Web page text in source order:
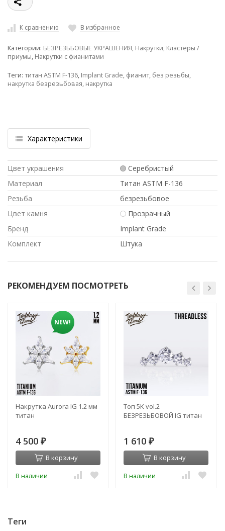
К сравнению В избранное
Категории: БЕЗРЕЗЬБОВЫЕ УКРАШЕНИЯ, Накрутки, Кластеры /
приумы, Накрутки с фианитами
Теги: титан ASTM F-136, Implant Grade, фианит, без резьбы,
накрутка безрезьбовая, накрутка
Характеристики
Цвет украшения
Серебристый
Материал
Титан ASTM F-136
Резьба
безрезьбовое
Цвет камня
Прозрачный
Бренд
Implant Grade
Комплект
Штука
РЕКОМЕНДУЕМ ПОСМОТРЕТЬ
NEW!
Накрутка Aurora IG 1.2 мм
титан
4 500 ₽
В корзину
В наличии
Топ 5K vol.2
БЕЗРЕЗЬБОВОЙ IG титан
1 610 ₽
В корзину
В наличии
Теги